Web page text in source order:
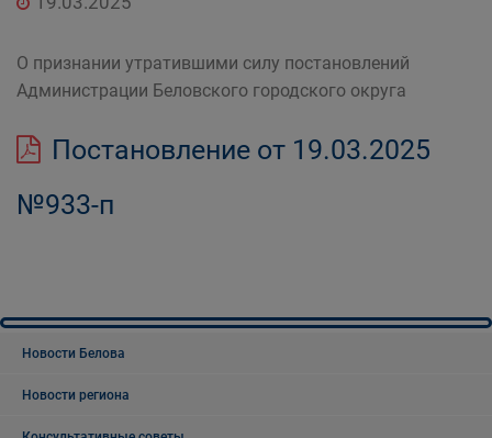
О признании утратившими силу постановлений
Администрации Беловского городского округа
Постановление от 19.03.2025
№933-п
Новости Белова
Новости региона